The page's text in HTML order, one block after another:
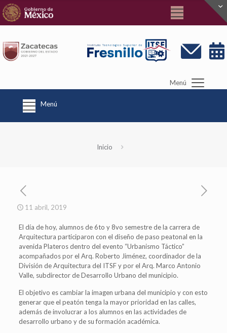
Menú
Menú
Inicio
11 abril, 2019
El día de hoy, alumnos de 6to y 8vo semestre de la carrera de
Arquitectura participaron con el diseño de paso peatonal en la
avenida Plateros dentro del evento “Urbanismo Táctico”
acompañados por el Arq. Roberto Jiménez, coordinador de la
División de Arquitectura del ITSF y por el Arq. Marco Antonio
Valle, subdirector de Desarrollo Urbano del municipio.
El objetivo es cambiar la imagen urbana del municipio y con esto
generar que el peatón tenga la mayor prioridad en las calles,
además de involucrar a los alumnos en las actividades de
desarrollo urbano y de su formación académica.